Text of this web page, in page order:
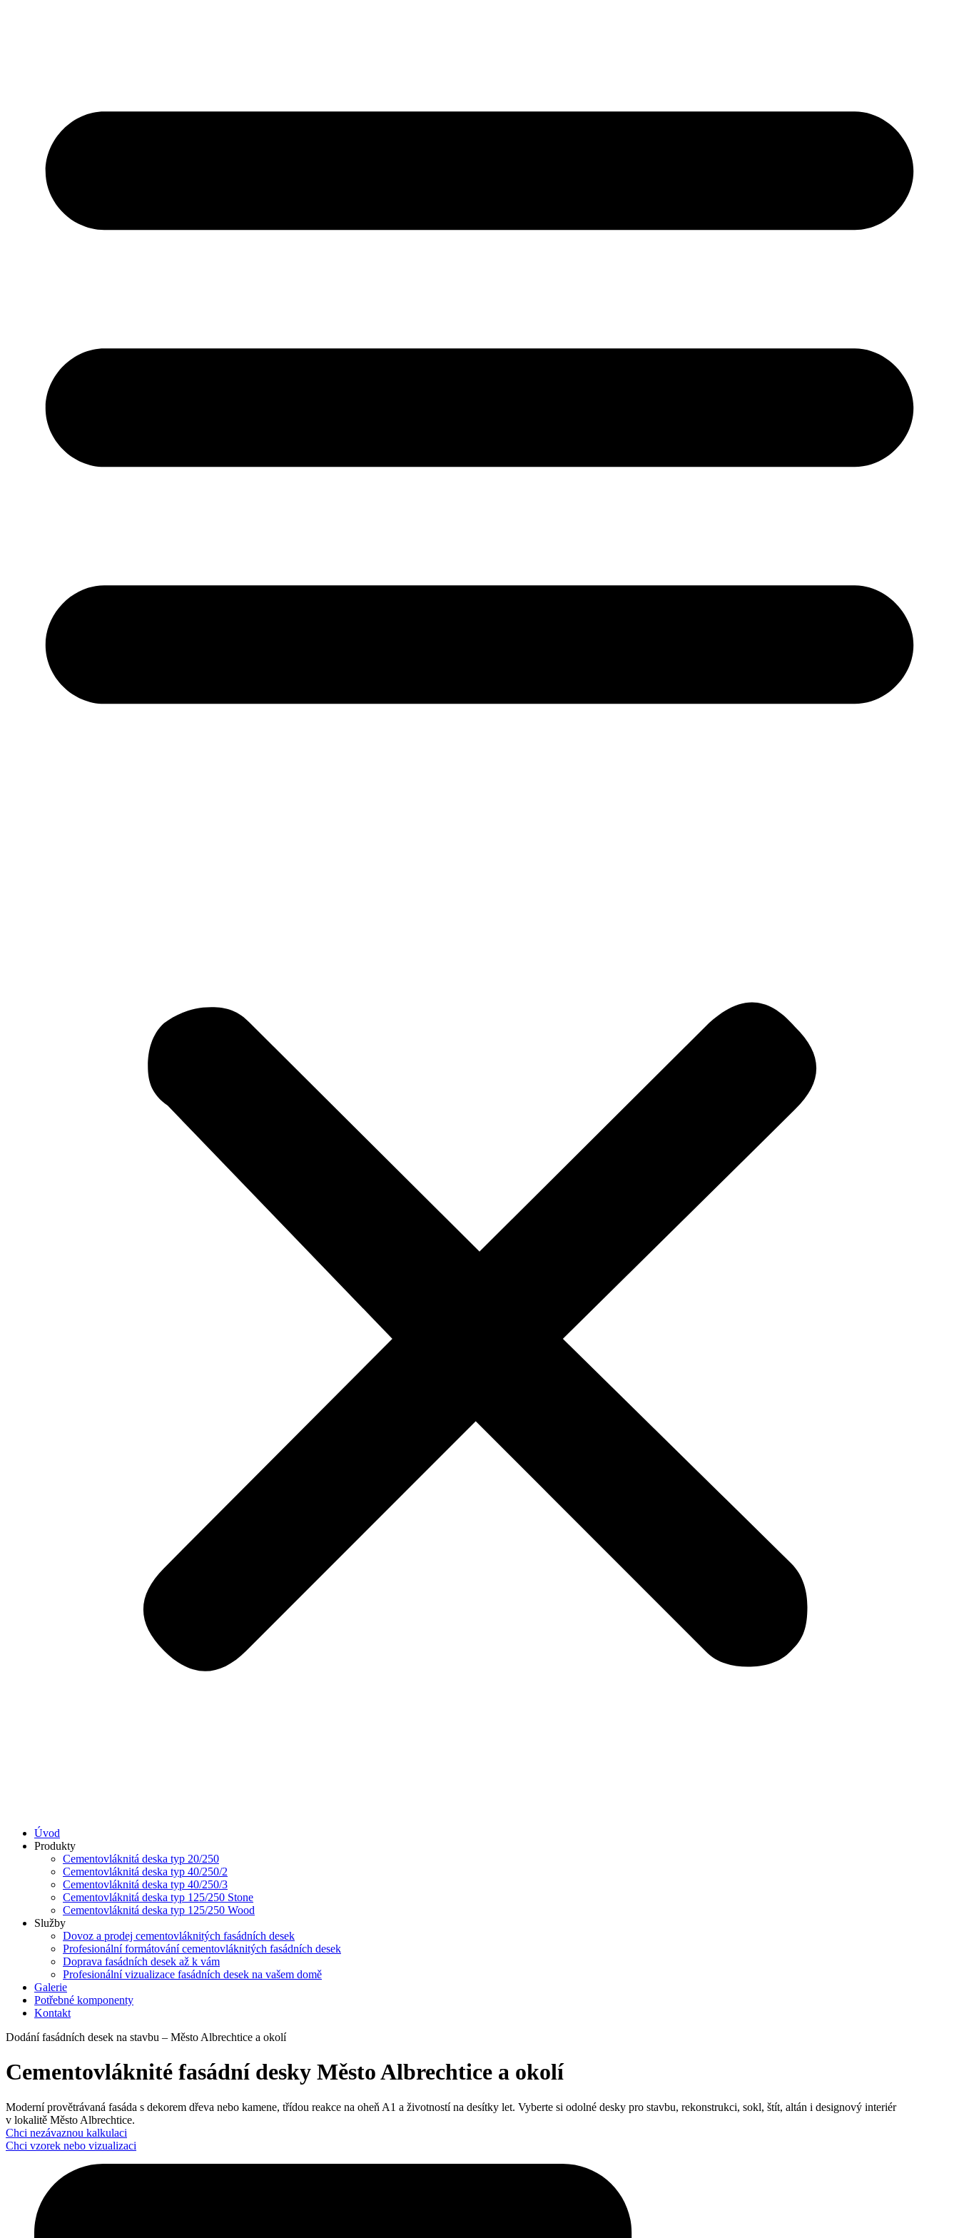
Úvod
Produkty
Cementovláknitá deska typ 20/250
Cementovláknitá deska typ 40/250/2
Cementovláknitá deska typ 40/250/3
Cementovláknitá deska typ 125/250 Stone
Cementovláknitá deska typ 125/250 Wood
Služby
Dovoz a prodej cementovláknitých fasádních desek
Profesionální formátování cementovláknitých fasádních desek
Doprava fasádních desek až k vám
Profesionální vizualizace fasádních desek na vašem domě
Galerie
Potřebné komponenty
Kontakt
Dodání fasádních desek na stavbu – Město Albrechtice a okolí
Cementovláknité fasádní desky Město Albrechtice a okolí
Moderní provětrávaná fasáda s dekorem dřeva nebo kamene, třídou reakce na oheň A1 a životností na desítky let. Vyberte si odolné desky pro stavbu, rekonstrukci, sokl, štít, altán i designový interiér
v lokalitě Město Albrechtice.
Chci nezávaznou kalkulaci
Chci vzorek nebo vizualizaci